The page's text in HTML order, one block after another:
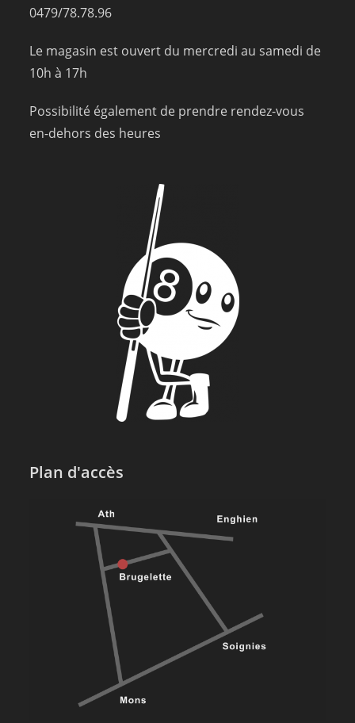
0479/78.78.96
Le magasin est ouvert du mercredi au samedi de
10h à 17h
Possibilité également de prendre rendez-vous
en-dehors des heures
Plan d'accès